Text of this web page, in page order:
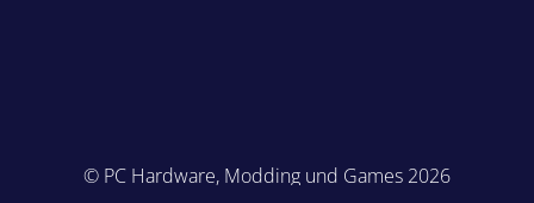
© PC Hardware, Modding und Games 2026